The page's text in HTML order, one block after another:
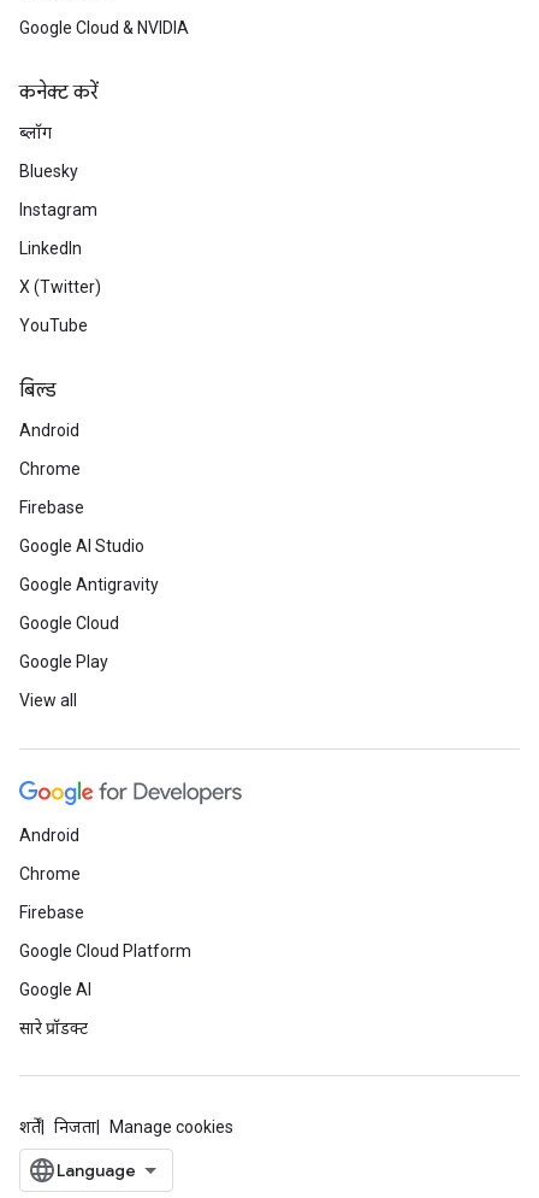
Google Cloud & NVIDIA
कनेक्ट करें
ब्लॉग
Bluesky
Instagram
LinkedIn
X (Twitter)
YouTube
बिल्ड
Android
Chrome
Firebase
Google AI Studio
Google Antigravity
Google Cloud
Google Play
View all
Android
Chrome
Firebase
Google Cloud Platform
Google AI
सारे प्रॉडक्ट
शर्तें निजता Manage cookies